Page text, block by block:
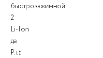
быстрозажимной
2
Li-Ion
да
P.i.t